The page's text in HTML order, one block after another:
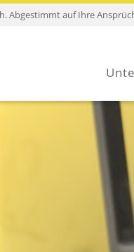
Abgestimmt auf Ihre